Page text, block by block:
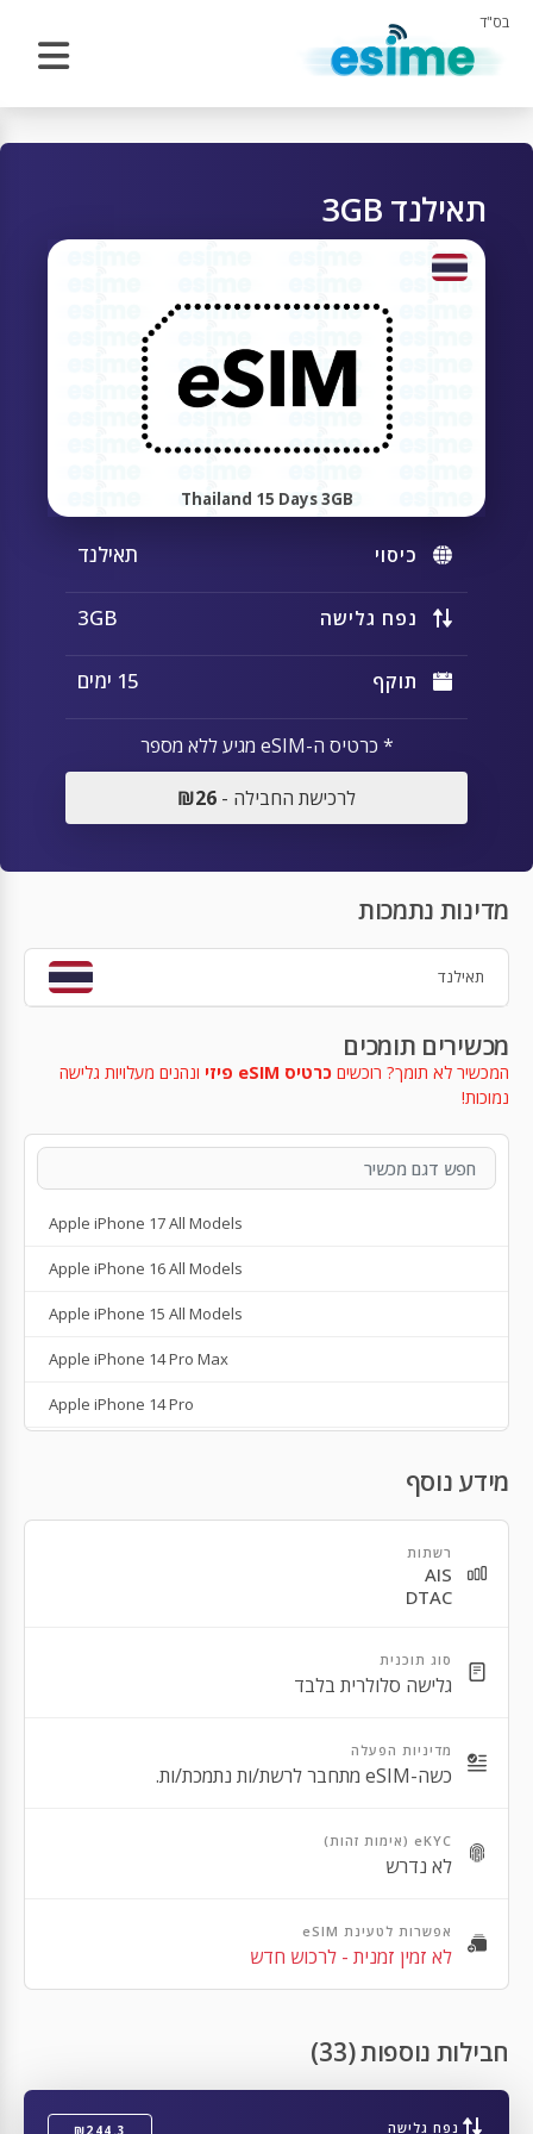
בס"ד
תאילנד 3GB
Thailand 15 Days 3GB
כיסוי תאילנד
נפח גלישה 3GB
תוקף 15 ימים
* כרטיס ה-eSIM מגיע ללא מספר
לרכישת החבילה - ₪26
מדינות נתמכות
תאילנד
מכשירים תומכים
המכשיר לא תומך? רוכשים כרטיס eSIM פיזי
ונהנים מעלויות גלישה
נמוכות!
Apple iPhone 17 All Models
Apple iPhone 16 All Models
Apple iPhone 15 All Models
Apple iPhone 14 Pro Max
Apple iPhone 14 Pro
Apple iPhone 12 Pro Max
Apple iPhone 11 Pro Max
Apple iPhone XR
מידע נוסף
רשתות
AIS
DTAC
סוג תוכנית
גלישה סלולרית בלבד
מדיניות הפעלה
כשה-eSIM מתחבר לרשת/ות נתמכת/ות.
eKYC (אימות זהות)
לא נדרש
אפשרות לטעינת eSIM
לא זמין זמנית - לרכוש חדש
חבילות נוספות (33)
נפח גלישה